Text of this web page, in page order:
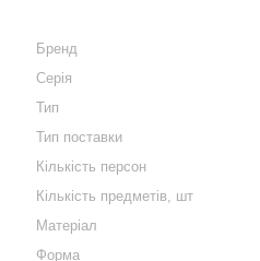
Бренд
Серія
Тип
Тип поставки
Кількість персон
Кількість предметів, шт
Матеріал
Форма